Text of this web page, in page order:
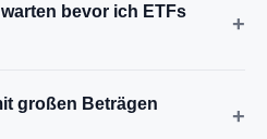
bevor ich ETFs
+
großen Beträgen
+